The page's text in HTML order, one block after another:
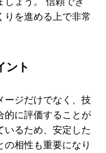
りを進める上で非常
ント
ージだけでなく、技
的に評価することが
いるため、安定した
相性も重要になり